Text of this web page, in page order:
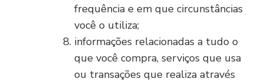
frequência e em que circunstâncias
você o utiliza;
informações relacionadas a tudo o
que você compra, serviços que usa
ou transações que realiza através